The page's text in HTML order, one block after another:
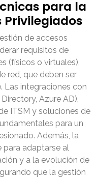
para la
Privilegiados
de accesos
requisitos de
(físicos o virtuales),
red, que deben ser
Las integraciones con
Azure AD),
ITSM y soluciones de
para un
Además, la
para adaptarse al
y a la evolución de
que la gestión